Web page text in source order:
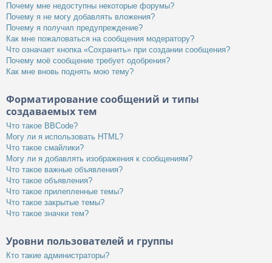
Почему мне недоступны некоторые форумы?
Почему я не могу добавлять вложения?
Почему я получил предупреждение?
Как мне пожаловаться на сообщения модератору?
Что означает кнопка «Сохранить» при создании сообщения?
Почему моё сообщение требует одобрения?
Как мне вновь поднять мою тему?
Форматирование сообщений и типы
создаваемых тем
Что такое BBCode?
Могу ли я использовать HTML?
Что такое смайлики?
Могу ли я добавлять изображения к сообщениям?
Что такое важные объявления?
Что такое объявления?
Что такое прилепленные темы?
Что такое закрытые темы?
Что такое значки тем?
Уровни пользователей и группы
Кто такие администраторы?